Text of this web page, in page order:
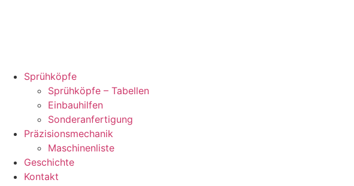
Sprühköpfe
Sprühköpfe – Tabellen
Einbauhilfen
Sonderanfertigung
Präzisionsmechanik
Maschinenliste
Geschichte
Kontakt